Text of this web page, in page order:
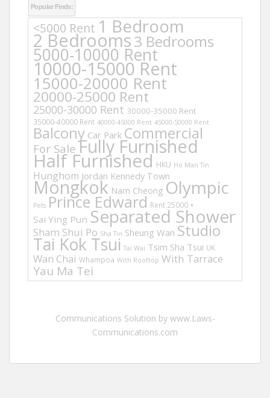
Popular Finds:
<5000 Rent 1 Bedroom
2 Bedrooms3 Bedrooms
5000-10000 Rent
10000-15000 Rent
15000-20000 Rent
20000-25000 Rent
25000-30000 Rent 30000-35000 Rent
35000-40000 Rent 40000-45000 Rent 45000-50000 Rent
Balcony Car Park Commercial
For Sale Fully Furnished
Half Furnished HKU Ho Man Tin
Hunghom Jordan Kennedy Town
Mongkok Nam Cheong Olympic
Pets Prince Edward Rent 25000 +
Sai Ying Pun Separated Shower
Sham Shui Po Sha Tin Sheung Wan Studio
Tai Kok Tsui Tai Wai Tsim Sha Tsui UK
Wan Chai Whampoa With Rooftop With Tarrace
Yau Ma Tei
Communications Solution by www.Laws-
Communications.com